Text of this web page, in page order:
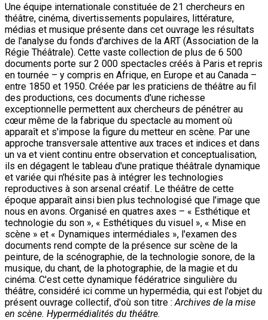
Une équipe internationale constituée de 21 chercheurs en
théâtre, cinéma, divertissements populaires, littérature,
médias et musique présente dans cet ouvrage les résultats
de l'analyse du fonds d'archives de la ART (Association de la
Régie Théâtrale). Cette vaste collection de plus de 6 500
documents porte sur 2 000 spectacles créés à Paris et repris
en tournée – y compris en Afrique, en Europe et au Canada –
entre 1850 et 1950. Créée par les praticiens de théâtre au fil
des productions, ces documents d'une richesse
exceptionnelle permettent aux chercheurs de pénétrer au
cœur même de la fabrique du spectacle au moment où
apparaît et s'impose la figure du metteur en scène. Par une
approche transversale attentive aux traces et indices et dans
un va et vient continu entre observation et conceptualisation,
ils en dégagent le tableau d'une pratique théâtrale dynamique
et variée qui n'hésite pas à intégrer les technologies
reproductives à son arsenal créatif. Le théâtre de cette
époque apparaît ainsi bien plus technologisé que l'image que
nous en avons. Organisé en quatres axes – « Esthétique et
technologie du son », « Esthétiques du visuel », « Mise en
scène » et « Dynamiques intermédiales », l'examen des
documents rend compte de la présence sur scène de la
peinture, de la scénographie, de la technologie sonore, de la
musique, du chant, de la photographie, de la magie et du
cinéma. C'est cette dynamique fédératrice singulière du
théâtre, considéré ici comme un hypermédia, qui est l'objet du
présent ouvrage collectif, d'où son titre : Archives de la mise
en scène. Hypermédialités du théâtre.